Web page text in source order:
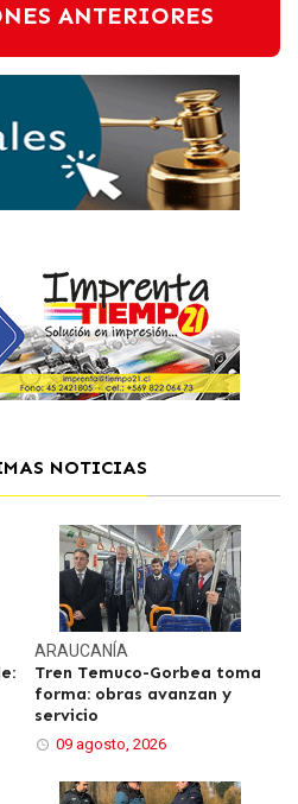
ANTERIORES
NOTICIAS
ARAUCANÍA
Tren Temuco-Gorbea toma
forma: obras avanzan y
servicio
09 agosto, 2026